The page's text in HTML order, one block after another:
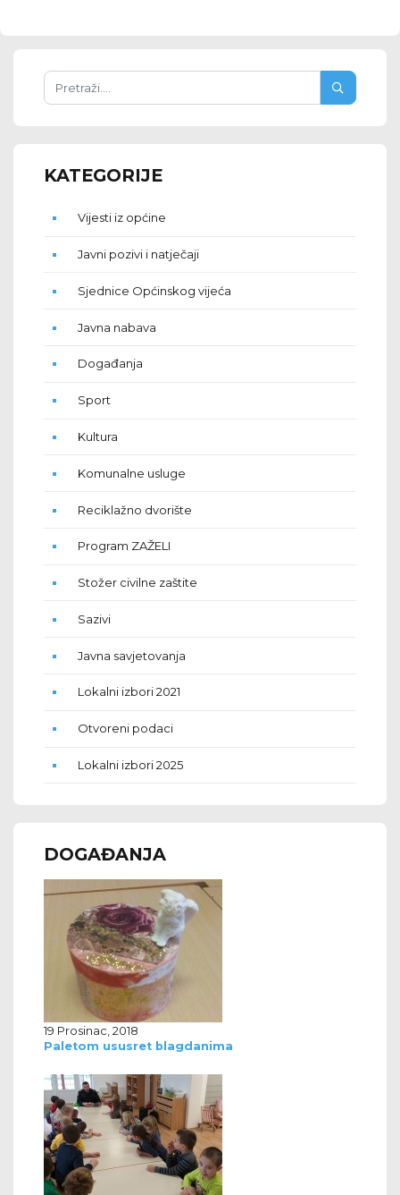
KATEGORIJE
Vijesti iz općine
Javni pozivi i natječaji
Sjednice Općinskog vijeća
Javna nabava
Događanja
Sport
Kultura
Komunalne usluge
Reciklažno dvorište
Program ZAŽELI
Stožer civilne zaštite
Sazivi
Javna savjetovanja
Lokalni izbori 2021
Otvoreni podaci
Lokalni izbori 2025
DOGAĐANJA
19 Prosinac, 2018
Paletom ususret blagdanima